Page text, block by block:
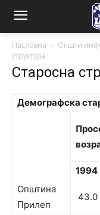
Насловна Општи
структура
Старосна
Демографска
1994
Општина
Прилеп
43.0